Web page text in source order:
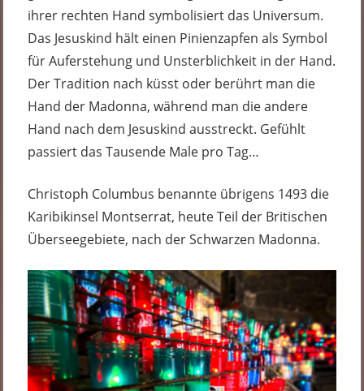
ihrer rechten Hand symbolisiert das Universum.
Das Jesuskind hält einen Pinienzapfen als Symbol
für Auferstehung und Unsterblichkeit in der Hand.
Der Tradition nach küsst oder berührt man die
Hand der Madonna, während man die andere
Hand nach dem Jesuskind ausstreckt. Gefühlt
passiert das Tausende Male pro Tag…
Christoph Columbus benannte übrigens 1493 die
Karibikinsel Montserrat, heute Teil der Britischen
Überseegebiete, nach der Schwarzen Madonna.